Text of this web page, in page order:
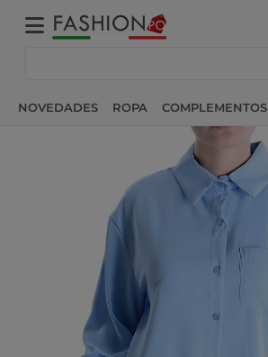
NOVEDADES ROPA COMPLEMENTOS